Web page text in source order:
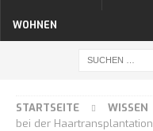
WOHNEN
STARTSEITE WISSEN
bei der Haartransplantation